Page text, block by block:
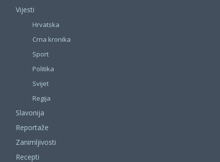
Vijesti
Hrvatska
Crna kronika
Sport
Politika
Svijet
Regija
Slavonija
Reportaže
Zanimljivosti
Recepti